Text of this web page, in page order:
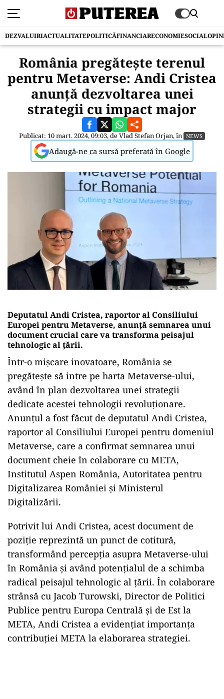
DEZVALUIRIACTUALITATEPOLITICĂFINANCIARECONOMIESOCIAL
România pregătește terenul
pentru Metaverse: Andi Cristea
anunță dezvoltarea unei
strategii cu impact major
Publicat: 10 mart. 2024, 09:03, deVlad Stefan Orjan, în NEWS
Adaugă-ne ca sursă preferată în Google
Deputatul Andi Cristea, raportor al Consiliului
Europei pentru Metaverse, anunță semnarea unui
document crucial care va transforma peisajul
tehnologic al țării.
Într-o mișcare inovatoare, România se
pregătește să intre pe harta Metaverse-ului,
având în plan dezvoltarea unei strategii
dedicate acestei tehnologii revoluționare.
Anunțul a fost făcut de deputatul Andi Cristea,
raportor al Consiliului Europei pentru domeniul
Metaverse, care a confirmat semnarea unui
document cheie în colaborare cu META,
Institutul Aspen România, Autoritatea pentru
Digitalizarea României și Ministerul
Digitalizării.
Potrivit lui Andi Cristea, acest document de
poziție reprezintă un punct de cotitură,
transformând percepția asupra Metaverse-ului
în România și având potențialul de a schimba
radical peisajul tehnologic al țării. În colaborare
strânsă cu Jacob Turowski, Director de Politici
Publice pentru Europa Centrală și de Est la
META, Andi Cristea a evidențiat importanța
contribuției META la elaborarea strategiei.